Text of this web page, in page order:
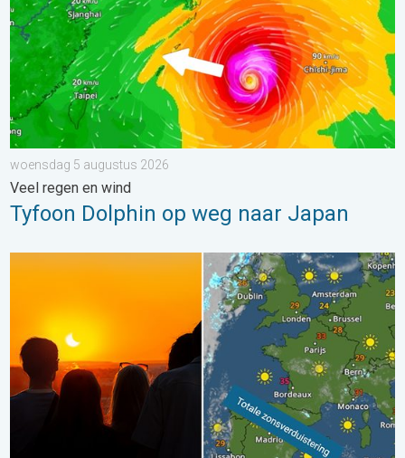
woensdag 5 augustus 2026
Veel regen en wind
Tyfoon Dolphin op weg naar Japan
Zonsverduistering op woensdag. Noteer de datum. . .